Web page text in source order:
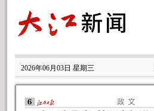
2026年06月03日 星期三